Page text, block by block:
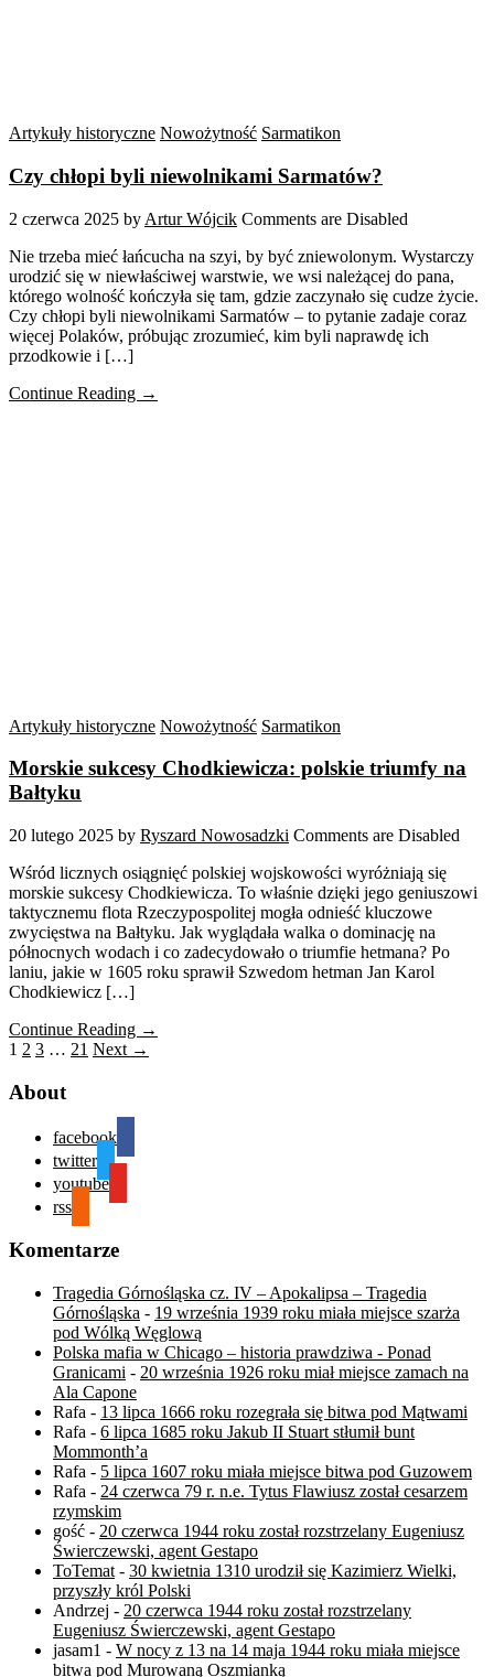
Artykuły historyczne Nowożytność Sarmatikon
Czy chłopi byli niewolnikami Sarmatów?
2 czerwca 2025 by Artur Wójcik Comments are Disabled
Nie trzeba mieć łańcucha na szyi, by być zniewolonym. Wystarczy
urodzić się w niewłaściwej warstwie, we wsi należącej do pana,
którego wolność kończyła się tam, gdzie zaczynało się cudze życie.
Czy chłopi byli niewolnikami Sarmatów – to pytanie zadaje coraz
więcej Polaków, próbując zrozumieć, kim byli naprawdę ich
przodkowie i […]
Continue Reading →
Artykuły historyczne Nowożytność Sarmatikon
Morskie sukcesy Chodkiewicza: polskie triumfy na
Bałtyku
20 lutego 2025 by Ryszard Nowosadzki Comments are Disabled
Wśród licznych osiągnięć polskiej wojskowości wyróżniają się
morskie sukcesy Chodkiewicza. To właśnie dzięki jego geniuszowi
taktycznemu flota Rzeczypospolitej mogła odnieść kluczowe
zwycięstwa na Bałtyku. Jak wyglądała walka o dominację na
północnych wodach i co zadecydowało o triumfie hetmana? Po
laniu, jakie w 1605 roku sprawił Szwedom hetman Jan Karol
Chodkiewicz […]
Continue Reading →
1 2 3 … 21 Next →
About
facebook
twitter
youtube
rss
Komentarze
Tragedia Górnośląska cz. IV – Apokalipsa – Tragedia
Górnośląska - 19 września 1939 roku miała miejsce szarża
pod Wólką Węglową
Polska mafia w Chicago – historia prawdziwa - Ponad
Granicami - 20 września 1926 roku miał miejsce zamach na
Ala Capone
Rafa - 13 lipca 1666 roku rozegrała się bitwa pod Mątwami
Rafa - 6 lipca 1685 roku Jakub II Stuart stłumił bunt
Mommonth’a
Rafa - 5 lipca 1607 roku miała miejsce bitwa pod Guzowem
Rafa - 24 czerwca 79 r. n.e. Tytus Flawiusz został cesarzem
rzymskim
gość - 20 czerwca 1944 roku został rozstrzelany Eugeniusz
Świerczewski, agent Gestapo
ToTemat - 30 kwietnia 1310 urodził się Kazimierz Wielki,
przyszły król Polski
Andrzej - 20 czerwca 1944 roku został rozstrzelany
Eugeniusz Świerczewski, agent Gestapo
jasam1 - W nocy z 13 na 14 maja 1944 roku miała miejsce
bitwa pod Murowaną Oszmianką